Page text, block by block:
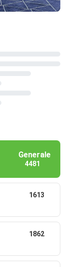
Generale
4481
1613
1862